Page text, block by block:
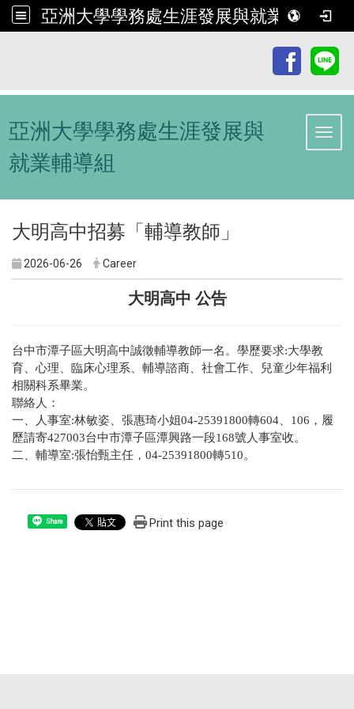
亞洲大學學務處生涯發展與就業輔導組
亞洲大學學務處生涯發展與
就業輔導組
大明高中招募「輔導教師」
2026-06-26 Career
大明高中 公告
台中市潭子區大明高中誠徵輔導教師一名。學歷要求:大學教
育、心理、臨床心理系、輔導諮商、社會工作、兒童少年福利
相關科系畢業。
聯絡人：
一、人事室:林敏姿、張惠琦小姐04-25391800轉604、106， 履
歷請寄427003台中市潭子區潭興路一段168號人事室收。
二、輔導室:張怡甄主任，04-25391800轉510。
Share Print this page